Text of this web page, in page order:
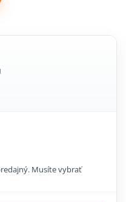
Musíte vybrať